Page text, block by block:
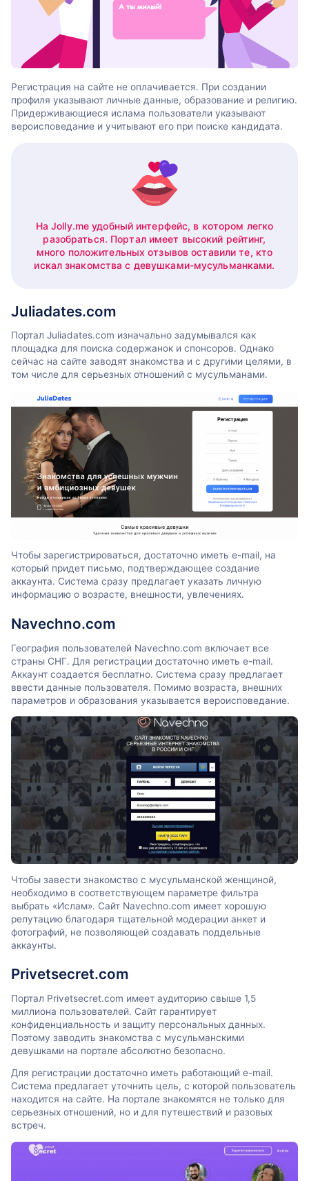
Регистрация на сайте не оплачивается. При создании
профиля указывают личные данные, образование и религию.
Придерживающиеся ислама пользователи указывают
вероисповедание и учитывают его при поиске кандидата.
На Jolly.me удобный интерфейс, в котором легко
разобраться. Портал имеет высокий рейтинг,
много положительных отзывов оставили те, кто
искал знакомства с девушками-мусульманками.
Juliadates.com
Портал Juliadates.com изначально задумывался как
площадка для поиска содержанок и спонсоров. Однако
сейчас на сайте заводят знакомства и с другими целями, в
том числе для серьезных отношений с мусульманами.
Чтобы зарегистрироваться, достаточно иметь e-mail, на
который придет письмо, подтверждающее создание
аккаунта. Система сразу предлагает указать личную
информацию о возрасте, внешности, увлечениях.
Navechno.com
География пользователей Navechno.com включает все
страны СНГ. Для регистрации достаточно иметь e-mail.
Аккаунт создается бесплатно. Система сразу предлагает
ввести данные пользователя. Помимо возраста, внешних
параметров и образования указывается вероисповедание.
Чтобы завести знакомство с мусульманской женщиной,
необходимо в соответствующем параметре фильтра
выбрать «Ислам». Сайт Navechno.com имеет хорошую
репутацию благодаря тщательной модерации анкет и
фотографий, не позволяющей создавать поддельные
аккаунты.
Privetsecret.com
Портал Privetsecret.com имеет аудиторию свыше 1,5
миллиона пользователей. Сайт гарантирует
конфиденциальность и защиту персональных данных.
Поэтому заводить знакомства с мусульманскими
девушками на портале абсолютно безопасно.
Для регистрации достаточно иметь работающий e-mail.
Система предлагает уточнить цель, с которой пользователь
находится на сайте. На портале знакомятся не только для
серьезных отношений, но и для путешествий и разовых
встреч.